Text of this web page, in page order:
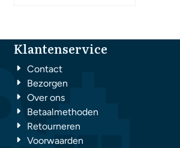
Klantenservice
Contact
Bezorgen
Over ons
Betaalmethoden
Retourneren
Voorwaarden